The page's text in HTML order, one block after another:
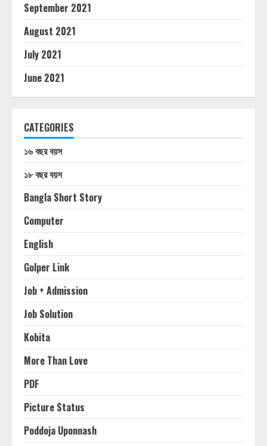
September 2021
August 2021
July 2021
June 2021
CATEGORIES
১৬ বছর বয়স
১৮ বছর বয়স
Bangla Short Story
Computer
English
Golper Link
Job + Admission
Job Solution
Kobita
More Than Love
PDF
Picture Status
Poddoja Uponnash